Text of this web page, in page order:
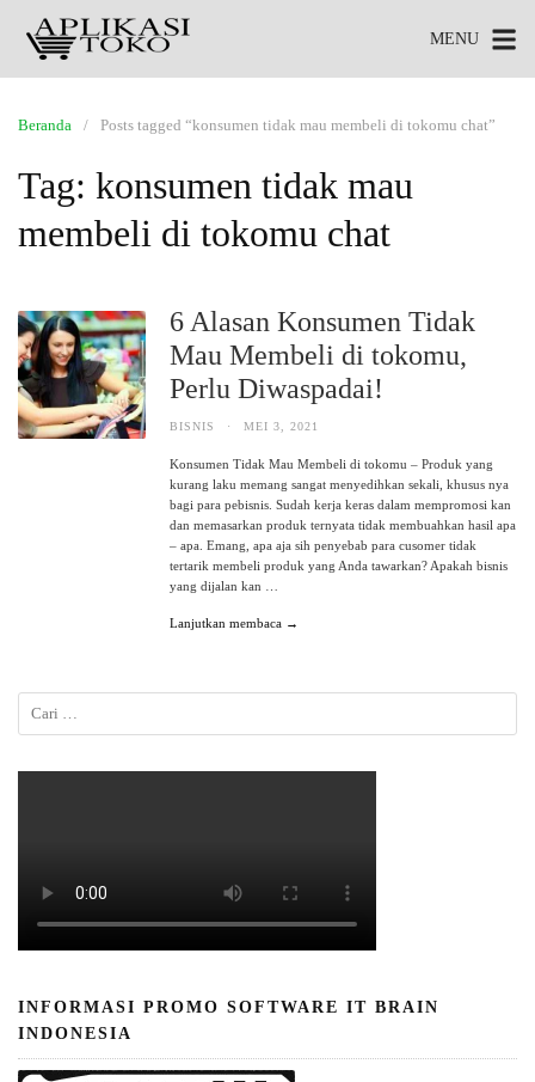
MENU
Beranda Posts tagged “konsumen tidak mau membeli di tokomu chat”
Tag: konsumen tidak mau
membeli di tokomu chat
6 Alasan Konsumen Tidak
Mau Membeli di tokomu,
Perlu Diwaspadai!
BISNIS · MEI 3, 2021
Konsumen Tidak Mau Membeli di tokomu – Produk yang
kurang laku memang sangat menyedihkan sekali, khusus nya
bagi para pebisnis. Sudah kerja keras dalam mempromosi kan
dan memasarkan produk ternyata tidak membuahkan hasil apa
– apa. Emang, apa aja sih penyebab para cusomer tidak
tertarik membeli produk yang Anda tawarkan? Apakah bisnis
yang dijalan kan …
Lanjutkan membaca →
INFORMASI PROMO SOFTWARE IT BRAIN
INDONESIA